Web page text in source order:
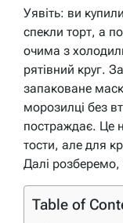
Уявіть: ви
спекли торт, а
очима з
рятівний круг.
запаковане
морозилці без
постраждає. Це
тости, але для
Далі розберемо,
Table of